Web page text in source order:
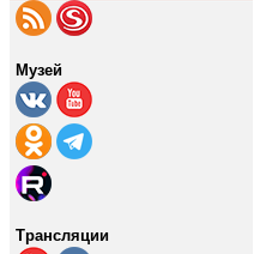
Музей
Трансляции